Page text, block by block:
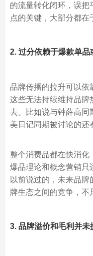
的流量转化闭环，误把
点的关键，大部分都在
2. 过分依赖于爆款单品
品牌传播的拉升可以依
这些无法持续维持品牌
去。比如说与钟薛高同
美日记同期被讨论的还
整个消费品都在快消化
爆品理论和概念营销只
以前说过的，未来品
牌生态之间的竞争，不
3. 品牌溢价和毛利并未